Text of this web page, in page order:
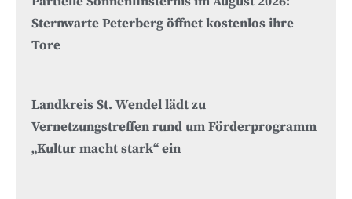
Sternwarte Peterberg öffnet kostenlos ihre
Tore
Landkreis St. Wendel lädt zu
Vernetzungstreffen rund um Förderprogramm
„Kultur macht stark“ ein